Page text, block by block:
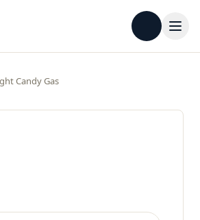
Candy Gas